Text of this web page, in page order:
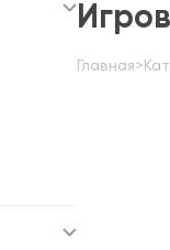
Главная>